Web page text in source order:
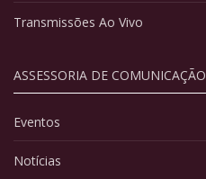
Transmissões Ao Vivo
ASSESSORIA DE COMUNICAÇÃO
Eventos
Notícias